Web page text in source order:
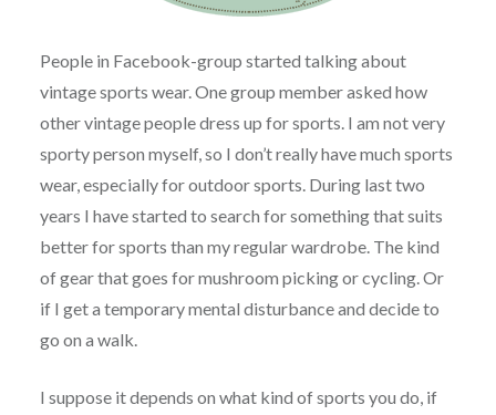
People in Facebook-group started talking about
vintage sports wear. One group member asked how
other vintage people dress up for sports. I am not very
sporty person myself, so I don’t really have much sports
wear, especially for outdoor sports. During last two
years I have started to search for something that suits
better for sports than my regular wardrobe. The kind
of gear that goes for mushroom picking or cycling. Or
if I get a temporary mental disturbance and decide to
go on a walk.
I suppose it depends on what kind of sports you do, if